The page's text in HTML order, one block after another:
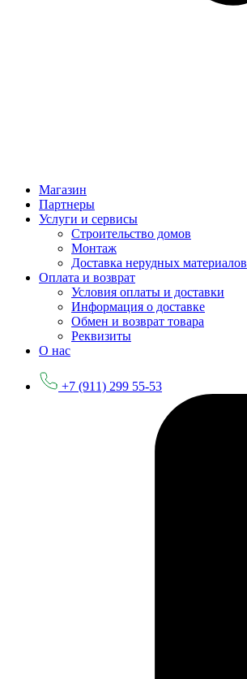
Магазин
Партнеры
Услуги и сервисы
Строительство домов
Монтаж
Доставка нерудных материалов
Оплата и возврат
Условия оплаты и доставки
Информация о доставке
Обмен и возврат товара
Реквизиты
О нас
+7 (911) 299 55-53